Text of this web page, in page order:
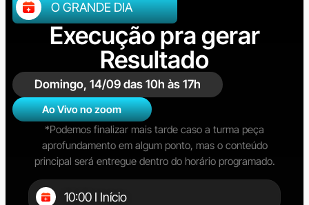
O GRANDE DIA
Execução pra gerar
Resultado
Domingo, 14/09 das 10h às 17h
Ao Vivo no zoom
*Podemos finalizar mais tarde caso a turma peça
aprofundamento em algum ponto, mas o conteúdo
principal será entregue dentro do horário programado.
10:00 I Início